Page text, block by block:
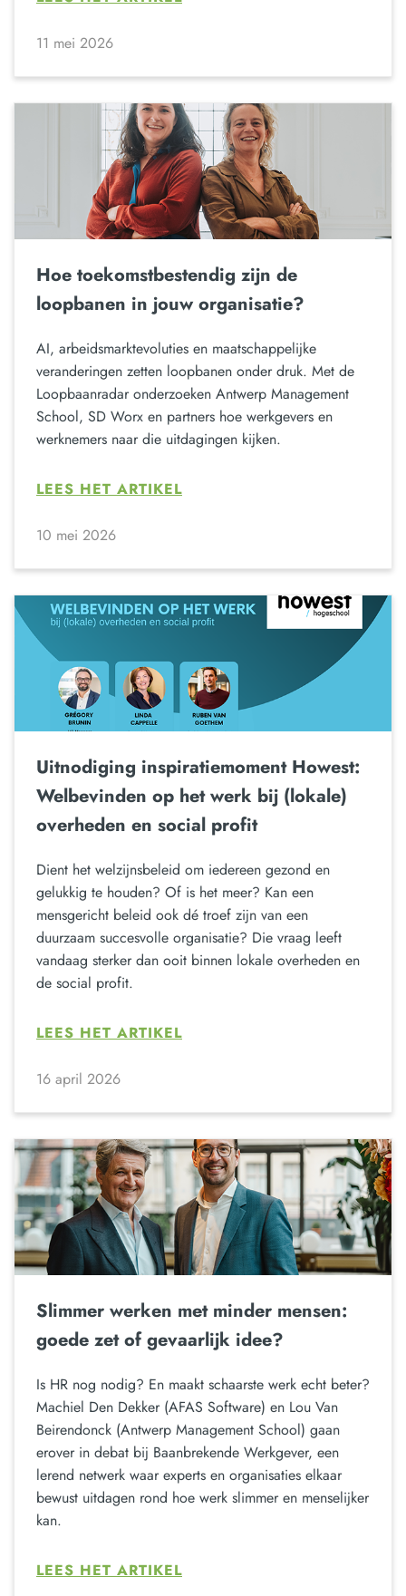
11 mei 2026
Hoe toekomstbestendig zijn de
loopbanen in jouw organisatie?
AI, arbeidsmarktevoluties en maatschappelijke
veranderingen zetten loopbanen onder druk. Met de
Loopbaanradar onderzoeken Antwerp Management
School, SD Worx en partners hoe werkgevers en
werknemers naar die uitdagingen kijken.
LEES HET ARTIKEL
10 mei 2026
Uitnodiging inspiratiemoment Howest:
Welbevinden op het werk bij (lokale)
overheden en social profit
Dient het welzijnsbeleid om iedereen gezond en
gelukkig te houden? Of is het meer? Kan een
mensgericht beleid ook dé troef zijn van een
duurzaam succesvolle organisatie? Die vraag leeft
vandaag sterker dan ooit binnen lokale overheden en
de social profit.
LEES HET ARTIKEL
16 april 2026
Slimmer werken met minder mensen:
goede zet of gevaarlijk idee?
Is HR nog nodig? En maakt schaarste werk echt beter?
Machiel Den Dekker (AFAS Software) en Lou Van
Beirendonck (Antwerp Management School) gaan
erover in debat bij Baanbrekende Werkgever, een
lerend netwerk waar experts en organisaties elkaar
bewust uitdagen rond hoe werk slimmer en menselijker
kan.
LEES HET ARTIKEL